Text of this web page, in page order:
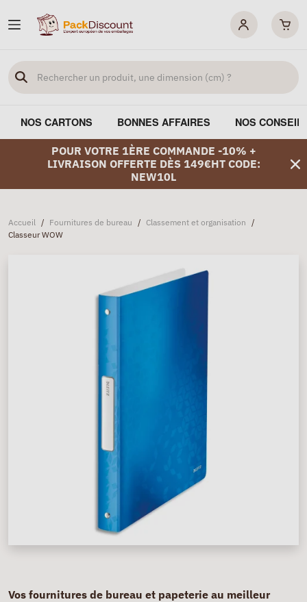
NOS CARTONS BONNES AFFAIRES NOS
POUR VOTRE 1ÈRE COMMANDE -10% +
LIVRAISON OFFERTE DÈS 149€HT CODE:
NEW10L
Accueil / Fournitures de bureau / Classement et organisation /
Classeur WOW
Vos fournitures de bureau et papeterie au meilleur